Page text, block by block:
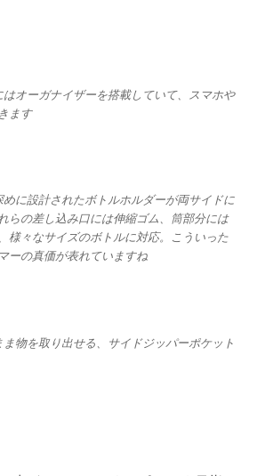
はオーガナイザーを搭載していて、スマホや
ます
めに設計されたボトルホルダーが両サイドに
らの差し込み口には伸縮ゴム、筒部分には
様々なサイズのボトルに対応。こういった
ーの真価が表れていますね
物を取り出せる、サイドジッパーポケット